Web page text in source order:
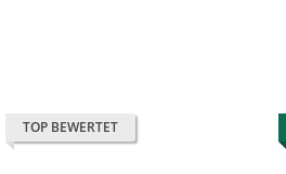
TOP BEWERTET